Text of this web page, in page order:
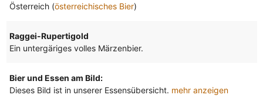
Österreich (österreichisches Bier)
Raggei-Rupertigold
Ein untergäriges volles Märzenbier.
Bier und Essen am Bild:
Dieses Bild ist in unserer Essensübersicht. mehr anzeigen